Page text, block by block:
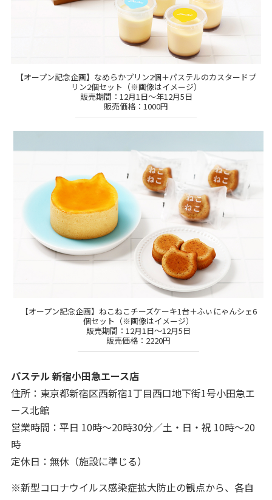
【オープン記念企画】なめらかプリン2個＋パステルのカスタードプ
リン2個セット（※画像はイメージ）
販売期間：12月1日～年12月5日
販売価格：1000円
【オープン記念企画】ねこねこチーズケーキ1台＋ふぃにゃんシェ6
個セット（※画像はイメージ）
販売期間：12月1日～12月5日
販売価格：2220円
パステル 新宿小田急エース店
住所：東京都新宿区西新宿1丁目西口地下街1号小田急エ
ース北館
営業時間：平日 10時～20時30分／土・日・祝 10時〜20
時
定休日：無休（施設に準じる）
※新型コロナウイルス感染症拡大防止の観点から、各自